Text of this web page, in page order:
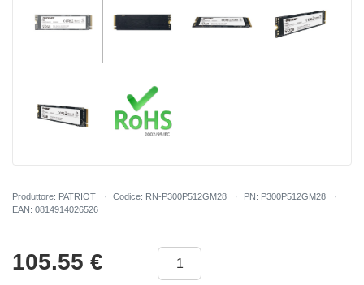
Produttore: PATRIOT Codice: RN-P300P512GM28
PN: P300P512GM28
EAN: 0814914026526
105.55 €